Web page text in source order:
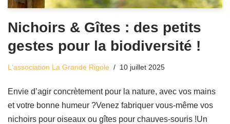
Nichoirs & Gîtes : des petits
gestes pour la biodiversité !
L'association La Grande Rigole 10 juillet 2025
Envie d’agir concrètement pour la nature, avec vos mains
et votre bonne humeur ?Venez fabriquer vous-même vos
nichoirs pour oiseaux ou gîtes pour chauves-souris !Un